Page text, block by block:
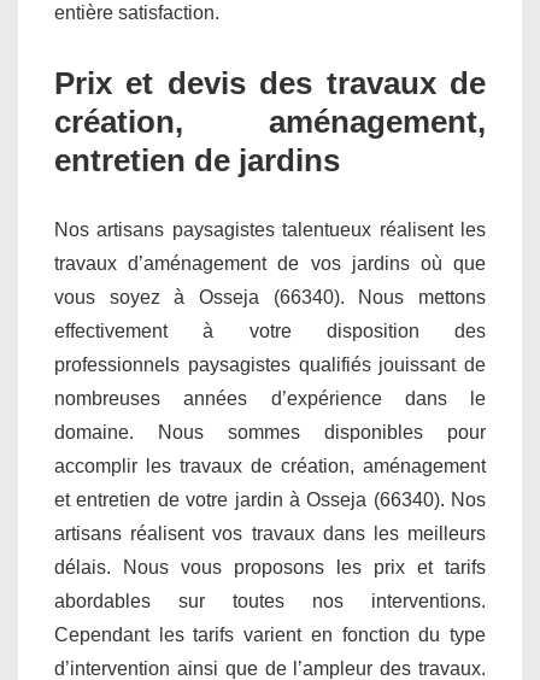
entière satisfaction.
Prix et devis des travaux de
création, aménagement,
entretien de jardins
Nos artisans paysagistes talentueux réalisent les
travaux d’aménagement de vos jardins où que
vous soyez à Osseja (66340). Nous mettons
effectivement à votre disposition des
professionnels paysagistes qualifiés jouissant de
nombreuses années d’expérience dans le
domaine. Nous sommes disponibles pour
accomplir les travaux de création, aménagement
et entretien de votre jardin à Osseja (66340). Nos
artisans réalisent vos travaux dans les meilleurs
délais. Nous vous proposons les prix et tarifs
abordables sur toutes nos interventions.
Cependant les tarifs varient en fonction du type
d’intervention ainsi que de l’ampleur des travaux.